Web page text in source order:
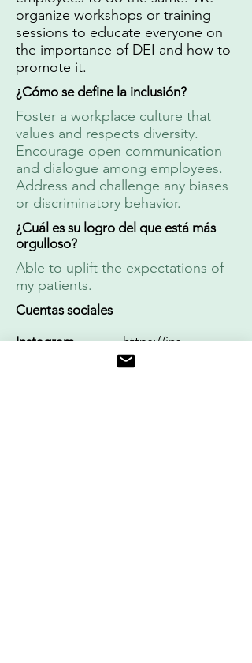
organize workshops or training
sessions to educate everyone on
the importance of DEI and how to
promote it.
¿Cómo se define la inclusión?
Foster a workplace culture that
values and respects diversity.
Encourage open communication
and dialogue among employees.
Address and challenge any biases
or discriminatory behavior.
¿Cuál es su logro del que está más
orgulloso?
Able to uplift the expectations of
my patients.
Cuentas sociales
Instagram
https://ins
tagram.co
m/kinzang